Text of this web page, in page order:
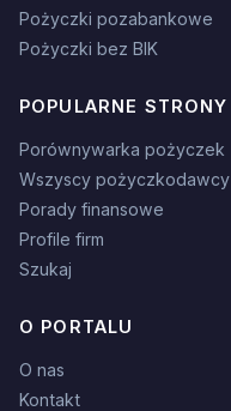
Pożyczki pozabankowe
Pożyczki bez BIK
POPULARNE STRONY
Porównywarka pożyczek
Wszyscy pożyczkodawcy
Porady finansowe
Profile firm
Szukaj
O PORTALU
O nas
Kontakt